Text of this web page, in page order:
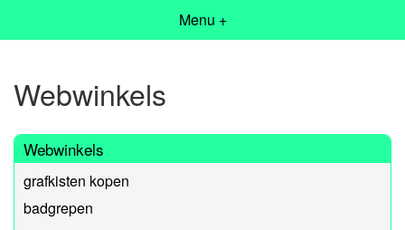
Menu +
Webwinkels
Webwinkels
grafkisten kopen
badgrepen